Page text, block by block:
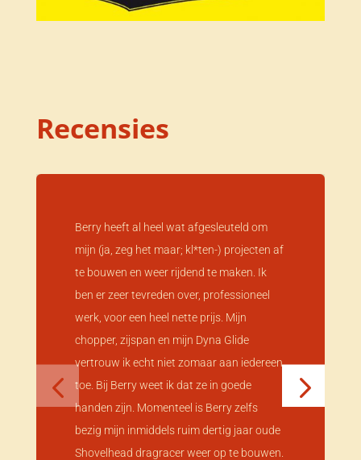
Recensies
Berry heeft al heel wat afgesleuteld om
mijn (ja, zeg het maar; kl*ten-) projecten af
te bouwen en weer rijdend te maken. Ik
ben er zeer tevreden over, professioneel
werk, voor een heel nette prijs. Mijn
chopper, zijspan en mijn Dyna Glide
vertrouw ik echt niet zomaar aan iedereen
toe. Bij Berry weet ik dat ze in goede
handen zijn. Momenteel is Berry zelfs
bezig mijn inmiddels ruim dertig jaar oude
Shovelhead dragracer weer op te bouwen.